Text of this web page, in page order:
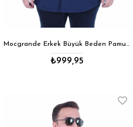
Mocgrande Erkek Büyük Beden Pamuk Keten Flam Gömlek 11353 LACIVERT
₺999,95